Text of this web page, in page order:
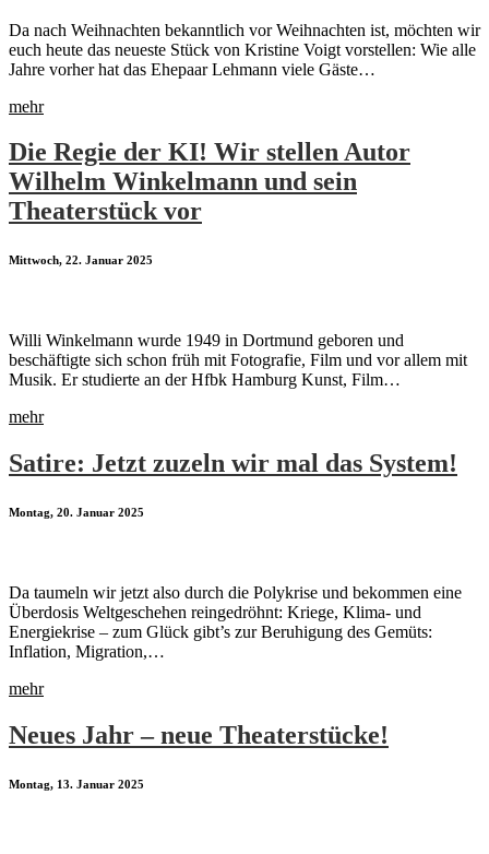
Da nach Weihnachten bekanntlich vor Weihnachten ist, möchten wir
euch heute das neueste Stück von Kristine Voigt vorstellen: Wie alle
Jahre vorher hat das Ehepaar Lehmann viele Gäste…
mehr
Die Regie der KI! Wir stellen Autor
Wilhelm Winkelmann und sein
Theaterstück vor
Mittwoch, 22. Januar 2025
Willi Winkelmann wurde 1949 in Dortmund geboren und
beschäftigte sich schon früh mit Fotografie, Film und vor allem mit
Musik. Er studierte an der Hfbk Hamburg Kunst, Film…
mehr
Satire: Jetzt zuzeln wir mal das System!
Montag, 20. Januar 2025
Da taumeln wir jetzt also durch die Polykrise und bekommen eine
Überdosis Weltgeschehen reingedröhnt: Kriege, Klima- und
Energiekrise – zum Glück gibt’s zur Beruhigung des Gemüts:
Inflation, Migration,…
mehr
Neues Jahr – neue Theaterstücke!
Montag, 13. Januar 2025